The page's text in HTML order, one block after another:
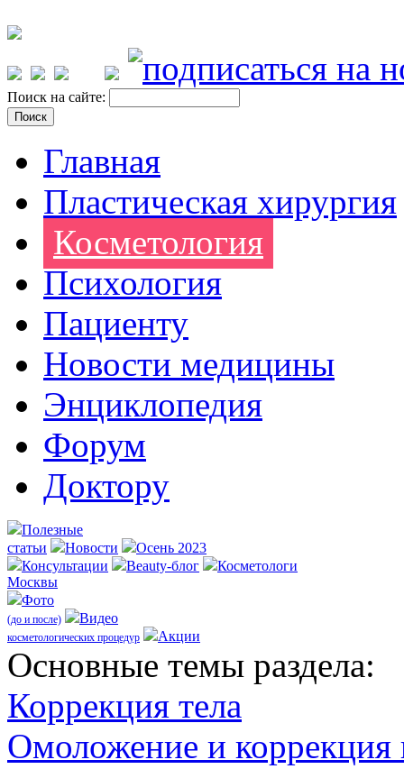
Поиск на сайте:
Главная
Пластическая хирургия
Косметология
Психология
Пациенту
Новости медицины
Энциклопедия
Форум
Доктору
Полезные
статьи
Новости
Осень 2023
Консультации
Beauty-блог
Косметологи
Москвы
Фото
(до и после) Видео
косметологических процедур Акции
Оcновные темы раздела:
Коррекция тела
Омоложение и коррекция